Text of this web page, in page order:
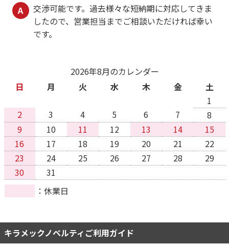
A
交渉可能です。過去様々な短納期に対応してきま
したので、営業担当までご相談いただければ幸い
です。
2026年8月のカレンダー
日
月 火 水 木 金
土
1
2
3 4 5 6 7
8
9
10 11 12 13 14
15
16
17 18 19 20 21
22
23
24 25 26 27 28
29
30
31
休業日
キラメックノベルティご利用ガイド